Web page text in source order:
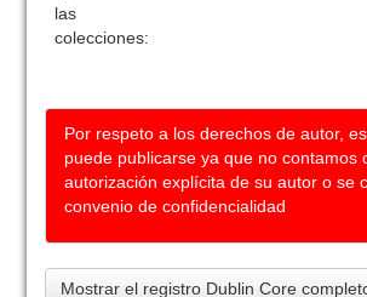
las
colecciones:
Por respeto a los derechos de autor,
puede publicarse ya que no contamos
autorización explícita de su autor o se
convenio de confidencialidad
Mostrar el registro Dublin Core